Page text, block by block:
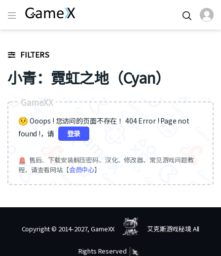
FILTERS
小青：霓虹之地（Cyan）
GameXX
Ooops ! 您访问的页面不存在 ！404 Error ! Page not
found !，请
登录
售后、下载安装解压密码、汉化、修改器、常见游戏问题教
程，请查看网站【会员中心】
Copyright © 2014-2027, GameXX 艾克斯游戏秘境 All
Rights Reserved